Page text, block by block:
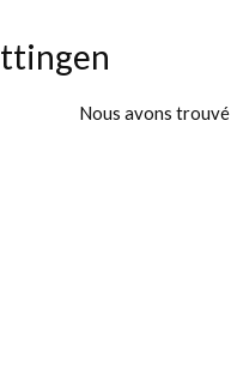
Nous avons trouvé